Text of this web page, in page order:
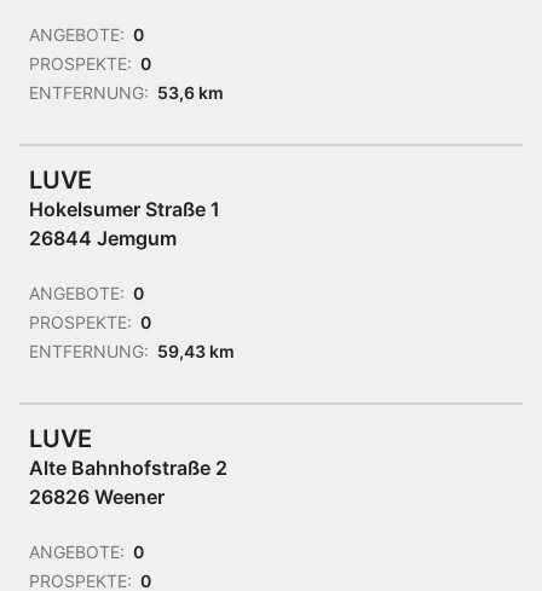
ANGEBOTE: 0
PROSPEKTE: 0
ENTFERNUNG: 53,6 km
LUVE
Hokelsumer Straße 1
26844 Jemgum
ANGEBOTE: 0
PROSPEKTE: 0
ENTFERNUNG: 59,43 km
LUVE
Alte Bahnhofstraße 2
26826 Weener
ANGEBOTE: 0
PROSPEKTE: 0